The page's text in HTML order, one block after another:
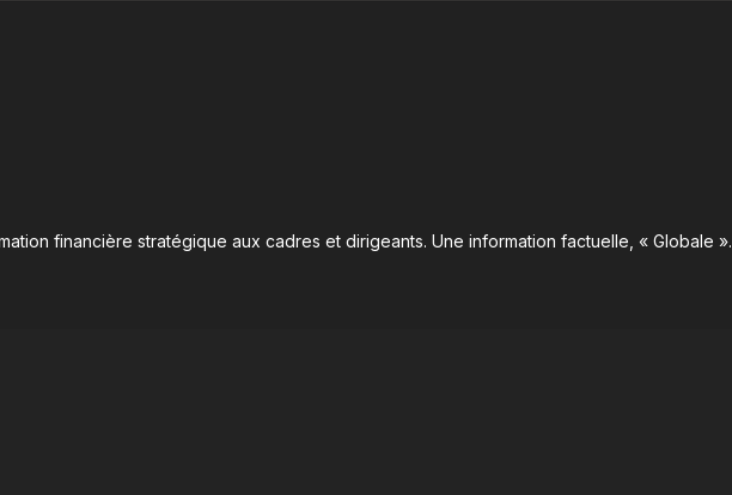
financière stratégique aux cadres et dirigeants. Une information factuelle, « Globale ».